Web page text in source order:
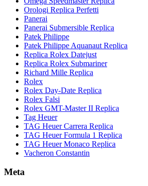
Orologi Replica Perfetti
Panerai
Panerai Submersible Replica
Patek Philippe
Patek Philippe Aquanaut Replica
Replica Rolex Datejust
Replica Rolex Submariner
Richard Mille Replica
Rolex
Rolex Day-Date Replica
Rolex Falsi
Rolex GMT-Master II Replica
Tag Heuer
TAG Heuer Carrera Replica
TAG Heuer Formula 1 Replica
TAG Heuer Monaco Replica
Vacheron Constantin
Meta